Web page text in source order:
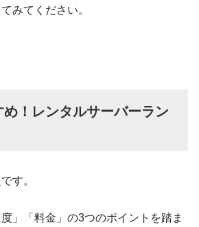
みてください。
め！レンタルサーバーラン
す。
度」「料金」の3つのポイントを踏ま